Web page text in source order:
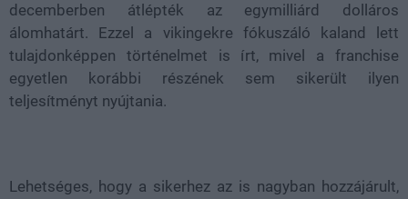
decemberben átlépték az egymilliárd dolláros
álomhatárt. Ezzel a vikingekre fókuszáló kaland lett
tulajdonképpen történelmet is írt, mivel a franchise
egyetlen korábbi részének sem sikerült ilyen
teljesítményt nyújtania.
Lehetséges, hogy a sikerhez az is nagyban hozzájárult,